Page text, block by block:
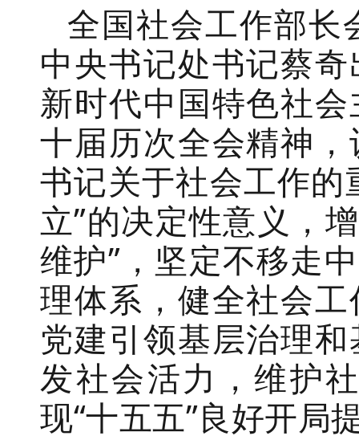
全国社会工作部长
中央书记处书记蔡
新时代中国特色社
十届历次全会精神
书记关于社会工作的
立”的决定性意义，
维护”，坚定不移走
理体系，健全社会
党建引领基层治理
发社会活力，维护
现“十五五”良好开局